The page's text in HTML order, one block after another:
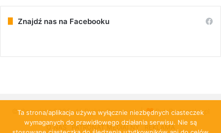
Znajdź nas na Facebooku
© Copyright 2026, All Rights Reserved | PulsRadomska.pl
O NAS PATRONAT MEDIALNY REKLAMA
Ta strona/aplikacja używa wyłącznie niezbędnych ciasteczek
wymaganych do prawidłowego działania serwisu. Nie są